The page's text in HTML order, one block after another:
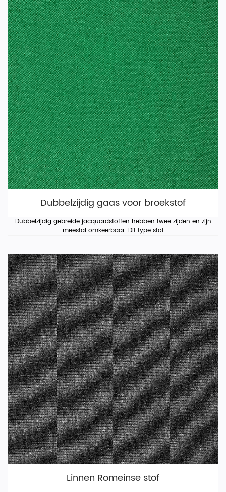
Dubbelzijdig gaas voor broekstof
Dubbelzijdig gebreide jacquardstoffen hebben twee zijden en zijn
meestal omkeerbaar. Dit type stof
Linnen Romeinse stof